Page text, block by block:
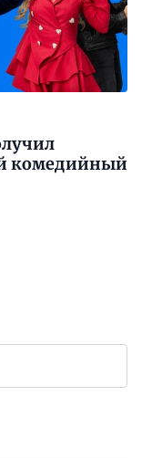
комедийный